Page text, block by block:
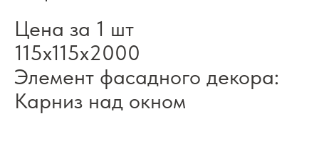
Цена за 1 шт
115х115х2000
Элемент фасадного декора:
Карниз над окном